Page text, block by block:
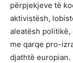
përpjekjeve të
aktivistësh,
aleatësh
me qarqe pro-
djathtë europian.